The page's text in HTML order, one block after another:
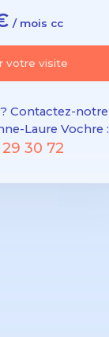
/ mois cc
votre visite
Contactez-notre
Laure Vochre :
30 72